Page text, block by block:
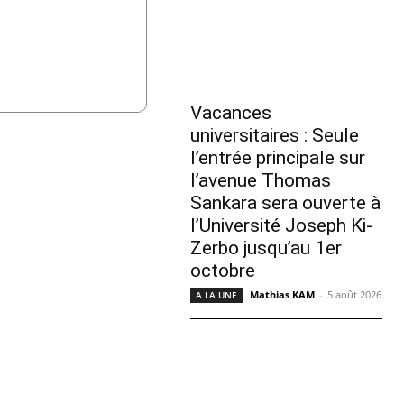
Vacances
universitaires : Seule
l’entrée principale sur
l’avenue Thomas
Sankara sera ouverte à
l’Université Joseph Ki-
Zerbo jusqu’au 1er
octobre
A LA UNE Mathias KAM - 5 août 2026